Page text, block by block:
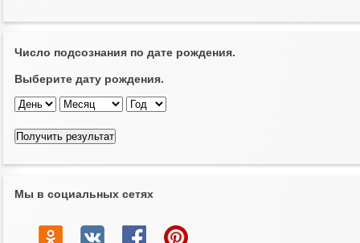
Число подсознания по дате рождения.
Выберите дату рождения.
Мы в социальных сетях